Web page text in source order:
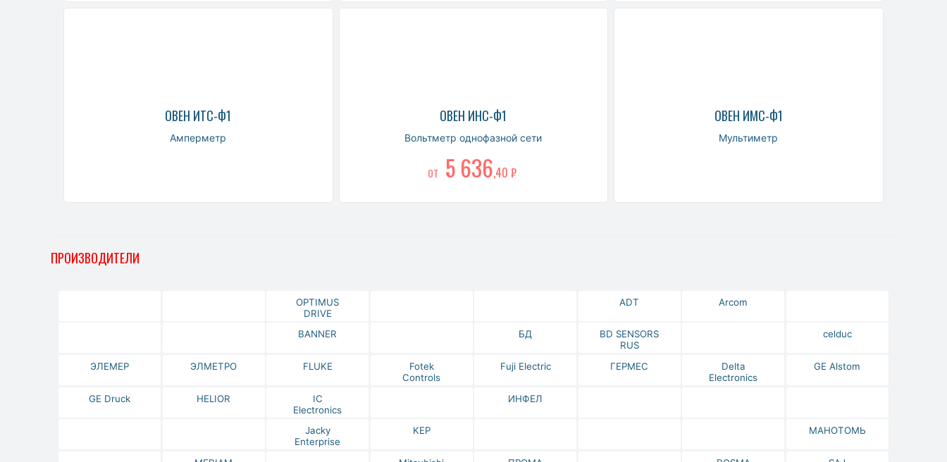
ОВЕН ИТС-Ф1
Амперметр
ОВЕН ИНС-Ф1
Вольтметр однофазной сети
ОТ 5 636,40 ₽
ОВЕН ИМС-Ф1
Мультиметр
ПРОИЗВОДИТЕЛИ
OPTIMUS
DRIVE
ADT Arcom
BANNER БД
BD SENSORS
RUS
celduc
ЭЛЕМЕР ЭЛМЕТРО FLUKE
Fotek
Controls
Fuji Electric ГЕРМЕС
Delta
Electronics
GE Alstom
GE Druck HELIOR
IC
Electronics
ИНФЕЛ
Jacky
Enterprise
KEP МАНОТОМЬ